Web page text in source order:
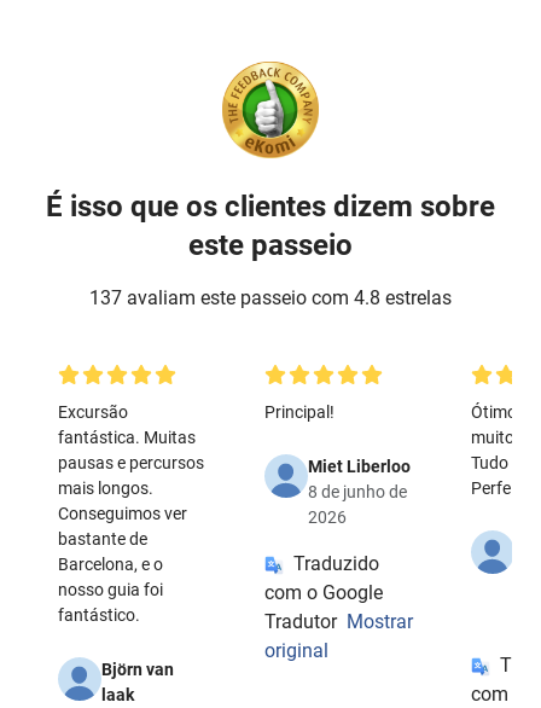
É isso que os clientes dizem sobre
este passeio
137 avaliam este passeio com 4.8 estrelas
Excursão
fantástica. Muitas
pausas e percursos
mais longos.
Conseguimos ver
bastante de
Barcelona, e o
nosso guia foi
fantástico.
Björn van
laak
Principal!
Miet Liberloo
8 de junho de
2026
Traduzido
com o Google
Tradutor Mostrar
original
Ótimo
muito
Tudo em
Perfeito!
com o